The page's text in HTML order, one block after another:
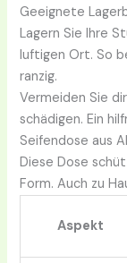
Geeignete
Lagern Sie Ihre
luftigen Ort. So
ranzig.
Vermeiden Sie
schädigen. Ein
Seifendose aus
Diese Dose
Form. Auch zu
Aspekt